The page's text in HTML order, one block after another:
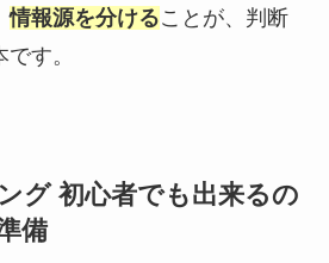
情報源を分けることが、判断
す。
グ 初心者でも出来るの
備